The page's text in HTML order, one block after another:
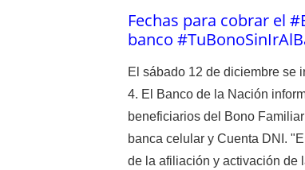
Fechas para cobrar el
banco
El sábado 12 de diciembre se
4. El Banco de la Nación
beneficiarios del Bono
banca celular y Cuenta DNI.
de la afiliación y activación de